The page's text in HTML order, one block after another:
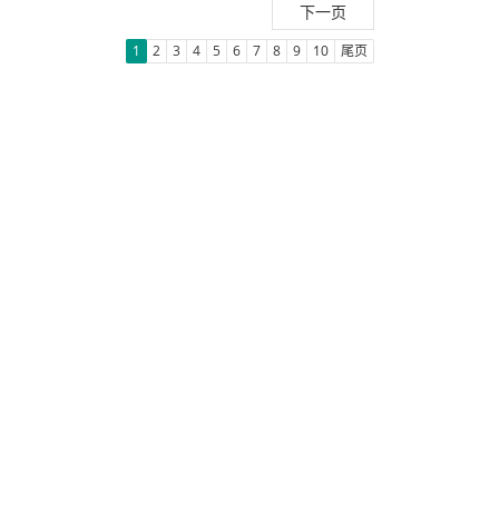
1 2 3 4 5 6 7 8 9 10
下一页
尾页